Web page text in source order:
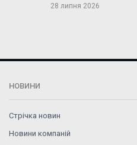
28 липня 2026
НОВИНИ
Стрічка новин
Новини компаній